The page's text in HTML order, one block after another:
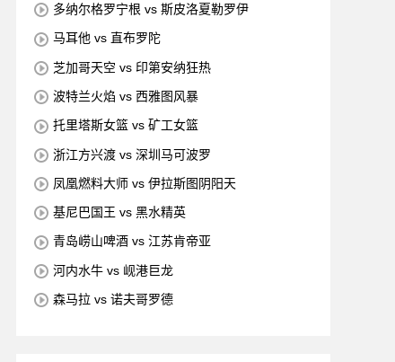
多纳尔格罗宁根 vs 斯皮洛夏勒罗伊
马耳他 vs 直布罗陀
芝加哥天空 vs 印第安纳狂热
波特兰火焰 vs 西雅图风暴
托里塔斯女篮 vs 矿工女篮
浙江方兴渡 vs 深圳马可波罗
凤凰燃料大师 vs 伊拉斯图阴阳天
基尼巴国王 vs 黑水精英
青岛崂山啤酒 vs 江苏肯帝亚
河内水牛 vs 岘港巨龙
森马拉 vs 诺夫哥罗德